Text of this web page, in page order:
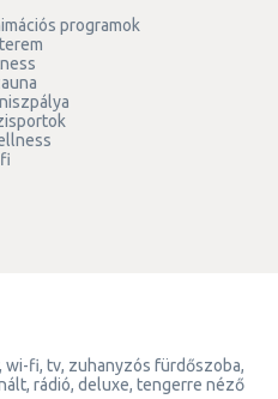
programok
rádió, deluxe, tengerre néző